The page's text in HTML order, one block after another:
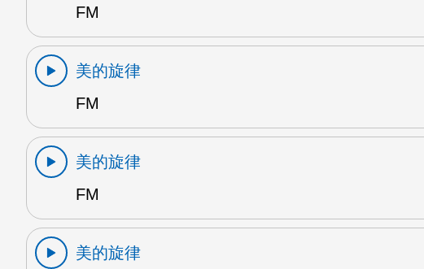
FM
美的旋律
FM
美的旋律
FM
美的旋律